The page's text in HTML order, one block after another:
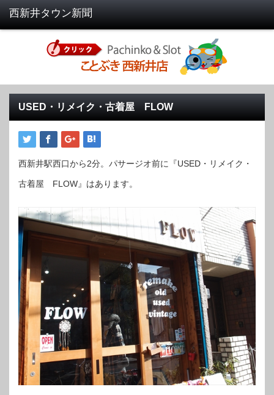
USED・リメイク・古着屋 FLOW
西新井駅西口から2分。パサージオ前に『USED・リメイク・
古着屋 FLOW』はあります。